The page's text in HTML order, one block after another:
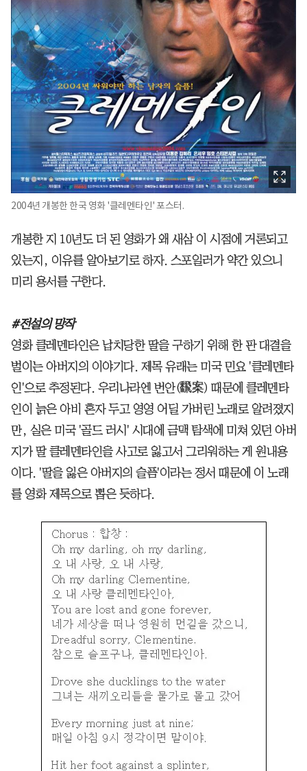
2004년 개봉한 한국 영화 '클레멘타인' 포스터.
개봉한 지 10년도 더 된 영화가 왜 새삼 이 시점에 거론되고
있는지, 이유를 알아보기로 하자. 스포일러가 약간 있으니
미리 용서를 구한다.
#전설의 망작
영화 클레멘타인은 납치당한 딸을 구하기 위해 한 판 대결을
벌이는 아버지의 이야기다. 제목 유래는 미국 민요 '클레멘타
인'으로 추정된다. 우리나라엔 번안(飜案) 때문에 클레멘타
인이 늙은 아비 혼자 두고 영영 어딜 가버린 노래로 알려졌지
만, 실은 미국 '골드 러시' 시대에 금맥 탐색에 미쳐 있던 아버
지가 딸 클레멘타인을 사고로 잃고서 그리워하는 게 원내용
이다. '딸을 잃은 아버지의 슬픔'이라는 정서 때문에 이 노래
를 영화 제목으로 뽑은 듯하다.